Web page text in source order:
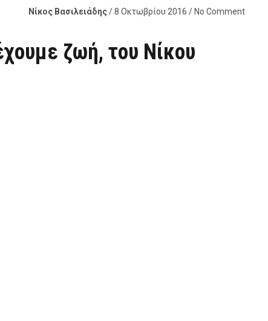
Νίκος Βασιλειάδης/ 8 Οκτωβρίου 2016 / No Comment
ζωή, του Νίκου